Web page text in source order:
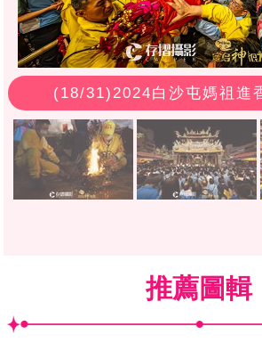
(18/31)2024白沙屯媽祖進
推薦圖輯